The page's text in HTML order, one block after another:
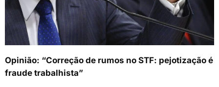
Opinião: “Correção de rumos no STF: pejotização é
fraude trabalhista”